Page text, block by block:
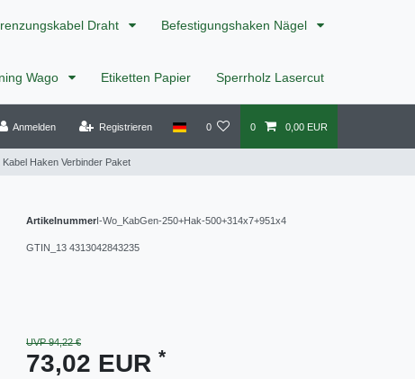
Draht Befestigungshaken Nägel
Wago Etiketten Papier Sperrholz Lasercut
Anmelden Registrieren 0 0 0,00 EUR
Haken Verbinder Paket
Artikelnummer I-Wo_KabGen-250+Hak-500+314x7+951x4
GTIN_13 4313042843235
UVP 94,22 €
73,02 EUR *